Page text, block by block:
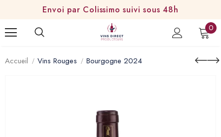
Envoi par Colissimo suivi sous 48h
0
Accueil Vins Rouges Bourgogne 2024